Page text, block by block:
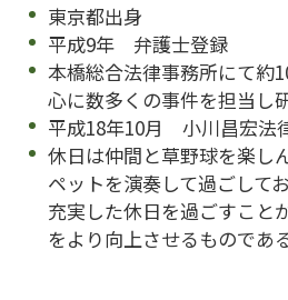
東京都出身
平成9年 弁護士登録
本橋総合法律事務所にて約
心に数多くの事件を担当し
平成18年10月 小川昌宏法
休日は仲間と草野球を楽し
ペットを演奏して過ごしてお
充実した休日を過ごすこと
をより向上させるものであ